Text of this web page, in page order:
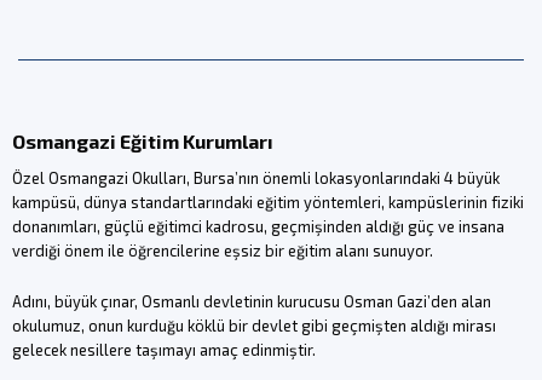
Osmangazi Eğitim Kurumları
Özel Osmangazi Okulları, Bursa’nın önemli lokasyonlarındaki 4 büyük
kampüsü, dünya standartlarındaki eğitim yöntemleri, kampüslerinin fiziki
donanımları, güçlü eğitimci kadrosu, geçmişinden aldığı güç ve insana
verdiği önem ile öğrencilerine eşsiz bir eğitim alanı sunuyor.
Adını, büyük çınar, Osmanlı devletinin kurucusu Osman Gazi’den alan
okulumuz, onun kurduğu köklü bir devlet gibi geçmişten aldığı mirası
gelecek nesillere taşımayı amaç edinmiştir.